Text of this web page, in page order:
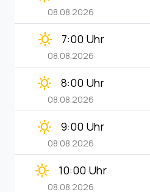
08.08.2026
clear_day 7:00 Uhr
08.08.2026
clear_day 8:00 Uhr
08.08.2026
clear_day 9:00 Uhr
08.08.2026
clear_day 10:00 Uhr
08.08.2026